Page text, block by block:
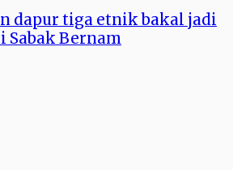
dapur tiga etnik bakal jadi
Sabak Bernam